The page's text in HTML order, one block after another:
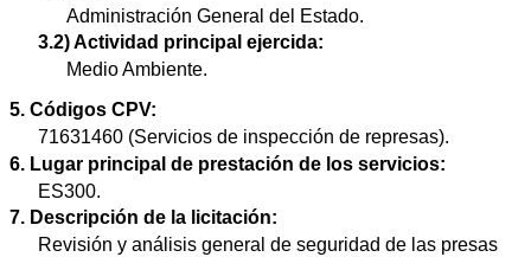
Administración General del Estado.
3.2) Actividad principal ejercida:
Medio Ambiente.
5. Códigos CPV:
71631460 (Servicios de inspección de represas).
6. Lugar principal de prestación de los servicios:
ES300.
7. Descripción de la licitación:
Revisión y análisis general de seguridad de las presas